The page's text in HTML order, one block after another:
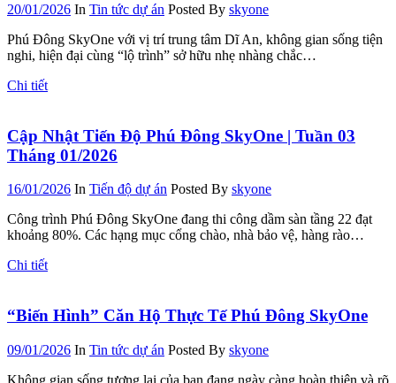
20/01/2026 In Tin tức dự án Posted By skyone
Phú Đông SkyOne với vị trí trung tâm Dĩ An, không gian sống tiện
nghi, hiện đại cùng “lộ trình” sở hữu nhẹ nhàng chắc…
Chi tiết
Cập Nhật Tiến Độ Phú Đông SkyOne | Tuần 03
Tháng 01/2026
16/01/2026 In Tiến độ dự án Posted By skyone
Công trình Phú Đông SkyOne đang thi công dầm sàn tầng 22 đạt
khoảng 80%. Các hạng mục cổng chào, nhà bảo vệ, hàng rào…
Chi tiết
“Biến Hình” Căn Hộ Thực Tế Phú Đông SkyOne
09/01/2026 In Tin tức dự án Posted By skyone
Không gian sống tương lai của bạn đang ngày càng hoàn thiện và rõ